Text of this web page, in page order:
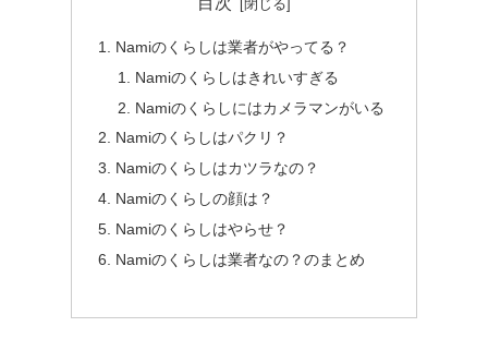
Namiのくらしは業者がやってる？
Namiのくらしはきれいすぎる
Namiのくらしにはカメラマンがいる
Namiのくらしはパクリ？
Namiのくらしはカツラなの？
Namiのくらしの顔は？
Namiのくらしはやらせ？
Namiのくらしは業者なの？のまとめ